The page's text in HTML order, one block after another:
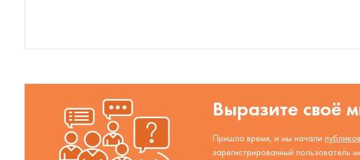
Выразите своё
Пришло время, и мы начали
зарегистрированный пользователь